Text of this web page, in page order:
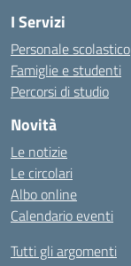
I Servizi
Personale scolastico
Famiglie e studenti
Percorsi di studio
Novità
Le notizie
Le circolari
Albo online
Calendario eventi
Tutti gli argomenti